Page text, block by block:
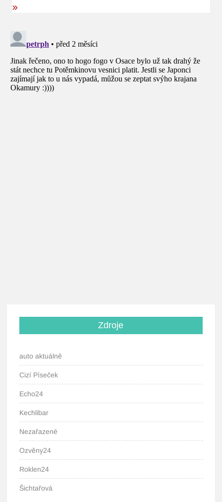
Zdroje
auto aktuálně
Cizí Píseček
Echo24
Kechlibar
Nezařazené
Ozvěny24
Roklen24
Šichtařová